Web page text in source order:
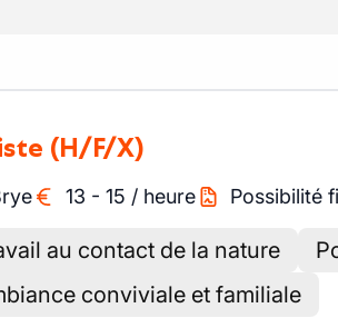
(H/F/X)
13 - 15 / heure Possibilité
au contact de la nature
conviviale et familiale